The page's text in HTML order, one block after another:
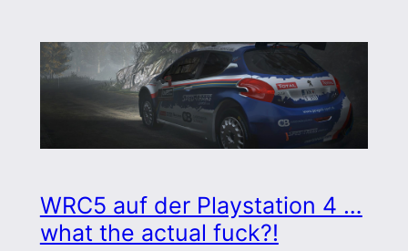
WRC5 auf der Playstation 4 …
what the actual fuck?!